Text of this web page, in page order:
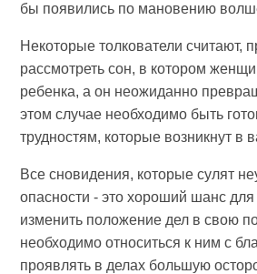
бы появились по мановению
Некоторые толкователи считают,
рассмотреть сон, в котором
ребенка, а он неожиданно
этом случае необходимо быть
трудностям, которые возникнут в
Все сновидения, которые сулят
опасности - это хороший шанс
изменить положение дел в свою
необходимо относиться к ним с
проявлять в делах большую